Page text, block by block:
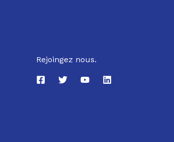
Rejoingez nous.